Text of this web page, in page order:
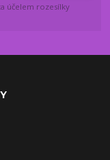
účelem rozesílky